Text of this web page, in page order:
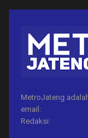
MetroJateng
email:
Redaksi: